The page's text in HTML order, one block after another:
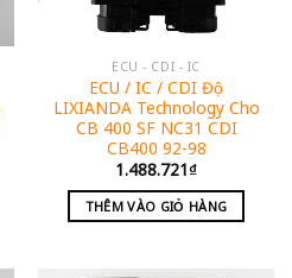
ECU - CDI - IC
ECU / IC / CDI Độ
LIXIANDA Technology Cho
CB 400 SF NC31 CDI
CB400 92-98
1.488.721₫
THÊM VÀO GIỎ HÀNG